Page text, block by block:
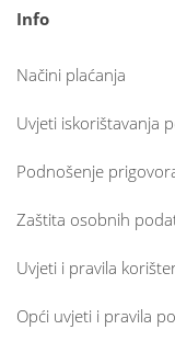
Info
Načini plaćanja
Uvjeti iskorištavanja
Podnošenje
Zaštita osobnih
Uvjeti i pravila
Opći uvjeti i pravila